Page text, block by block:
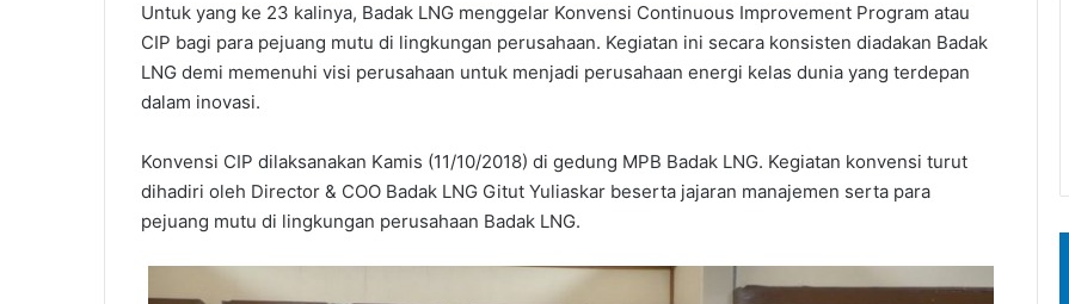
Untuk yang ke 23 kalinya, Badak LNG menggelar Konvensi Continuous Improvement Program atau
CIP bagi para pejuang mutu di lingkungan perusahaan. Kegiatan ini secara konsisten diadakan Badak
LNG demi memenuhi visi perusahaan untuk menjadi perusahaan energi kelas dunia yang terdepan
dalam inovasi.
Konvensi CIP dilaksanakan Kamis (11/10/2018) di gedung MPB Badak LNG. Kegiatan konvensi turut
dihadiri oleh Director & COO Badak LNG Gitut Yuliaskar beserta jajaran manajemen serta para
pejuang mutu di lingkungan perusahaan Badak LNG.